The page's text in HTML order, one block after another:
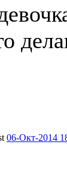
06-Окт-2014